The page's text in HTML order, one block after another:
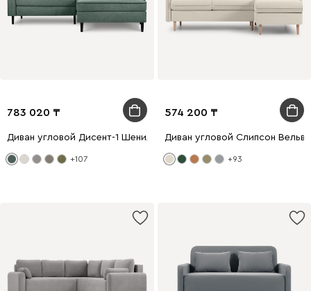
783 020
Диван угловой Дисент-1 Шенилл Темно-зеленый
+107
574 200
Диван угловой Слипсон
+93